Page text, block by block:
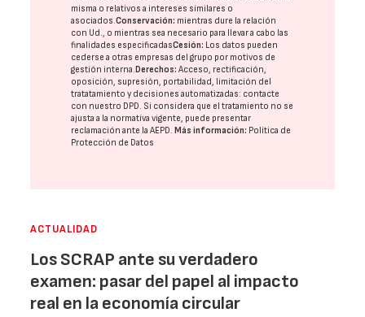
misma o relativos a intereses similares o
asociados.Conservación: mientras dure la relación
con Ud., o mientras sea necesario para llevar a cabo las
finalidades especificadasCesión: Los datos pueden
cederse a otras empresas del grupo por motivos de
gestión interna.Derechos: Acceso, rectificación,
oposición, supresión, portabilidad, limitación del
tratatamiento y decisiones automatizadas: contacte
con nuestro DPD . Si considera que el tratamiento no se
ajusta a la normativa vigente, puede presentar
reclamación ante laAEPD .Más información: Política de
Protección de Datos
ACTUALIDAD
Los SCRAP ante su verdadero
examen: pasar del papel al impacto
real en la economía circular